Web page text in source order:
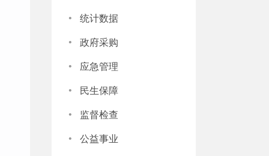
· 统计数据
· 政府采购
· 应急管理
· 民生保障
· 监督检查
· 公益事业